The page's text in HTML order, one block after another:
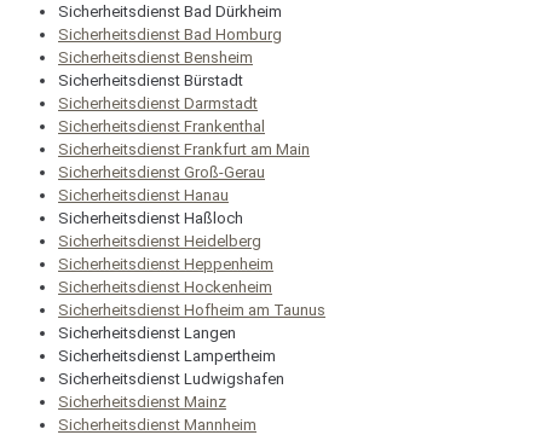
Sicherheitsdienst Bad Dürkheim
Sicherheitsdienst Bad Homburg
Sicherheitsdienst Bensheim
Sicherheitsdienst Bürstadt
Sicherheitsdienst Darmstadt
Sicherheitsdienst Frankenthal
Sicherheitsdienst Frankfurt am Main
Sicherheitsdienst Groß-Gerau
Sicherheitsdienst Hanau
Sicherheitsdienst Haßloch
Sicherheitsdienst Heidelberg
Sicherheitsdienst Heppenheim
Sicherheitsdienst Hockenheim
Sicherheitsdienst Hofheim am Taunus
Sicherheitsdienst Langen
Sicherheitsdienst Lampertheim
Sicherheitsdienst Ludwigshafen
Sicherheitsdienst Mainz
Sicherheitsdienst Mannheim